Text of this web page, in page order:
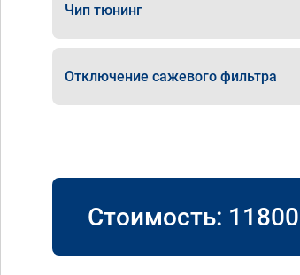
Чип тюнинг
Отключение сажевого фильтра
Стоимость: 11800